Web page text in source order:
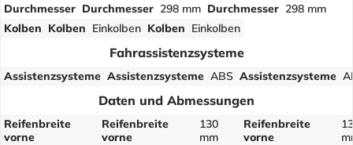
Durchmesser Durchmesser 298 mm Durchmesser 298 mm
Kolben Kolben Einkolben Kolben Einkolben
Fahrassistenzsysteme
Assistenzsysteme Assistenzsysteme ABS Assistenzsysteme
Daten und Abmessungen
Reifenbreite
vorne
Reifenbreite
vorne
130
mm
Reifenbreite
vorne